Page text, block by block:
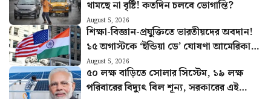
August 6, 2026
বেশ করেছেন পুজো-পাঠ করে! অন্য ধর্মের
হয়েও কোহলি-অনুষ্কার নিন্দুকদের কড়া জবাব
মহম্মদ সামির
August 5, 2026
প্রধানমন্ত্রীর পোস্ট উধাও হওয়ার ঘটনায় ক্ষমা
চাইল Meta! কী জানালেন সংস্থার চিফ
গ্লোবাল অ্যাফেয়ার্স অফিসার?
August 5, 2026